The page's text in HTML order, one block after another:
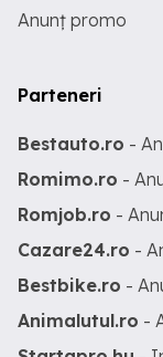
Anunț promo
Parteneri
Bestauto.ro -
Romimo.ro -
Romjob.ro -
Cazare24.ro -
Bestbike.ro -
Animalutul.ro -